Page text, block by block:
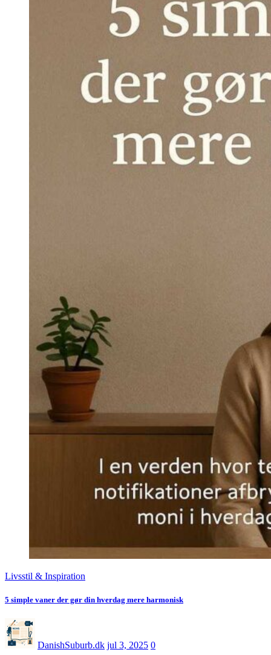
Livsstil & Inspiration
5 simple vaner der gør din hverdag mere harmonisk
DanishSuburb.dk jul 3, 2025 0